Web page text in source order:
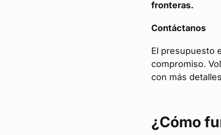
fronteras.
Contáctanos
El presupuesto
compromiso.
con más
¿Cómo